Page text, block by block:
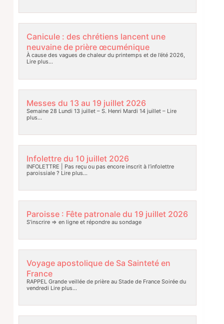
Canicule : des chrétiens lancent une
neuvaine de prière œcuménique
À cause des vagues de chaleur du printemps et de l’été 2026,
Lire plus…
Messes du 13 au 19 juillet 2026
Semaine 28 Lundi 13 juillet – S. Henri Mardi 14 juillet –Lire
plus…
Infolettre du 10 juillet 2026
INFOLETTRE | Pas reçu ou pas encore inscrit à l’infolettre
paroissiale ? Lire plus…
Paroisse : Fête patronale du 19 juillet 2026
S’inscrire => en ligne et répondre au sondage
Voyage apostolique de Sa Sainteté en
France
RAPPEL Grande veillée de prière au Stade de France Soirée du
vendredi Lire plus…